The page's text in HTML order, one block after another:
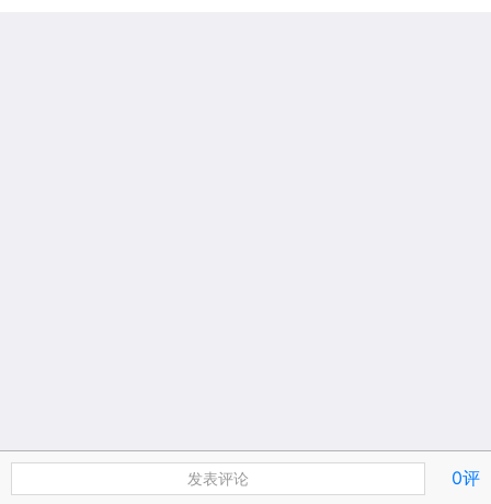
发表评论 0评